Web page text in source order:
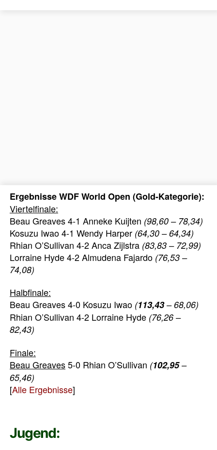
Ergebnisse WDF World Open (Gold-Kategorie):
Viertelfinale:
Beau Greaves 4-1 Anneke Kuijten (98,60 – 78,34)
Kosuzu Iwao 4-1 Wendy Harper (64,30 – 64,34)
Rhian O’Sullivan 4-2 Anca Zijlstra (83,83 – 72,99)
Lorraine Hyde 4-2 Almudena Fajardo (76,53 –
74,08)
Halbfinale:
Beau Greaves 4-0 Kosuzu Iwao (113,43– 68,06)
Rhian O’Sullivan 4-2 Lorraine Hyde (76,26 –
82,43)
Finale:
Beau Greaves5-0 Rhian O’Sullivan (102,95–
65,46)
[Alle Ergebnisse]
Jugend: